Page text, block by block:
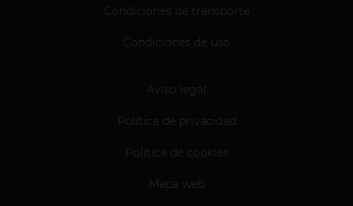
Condiciones de transporte
Condiciones de uso
Aviso legal
Política de privacidad
Política de cookies
Mapa web